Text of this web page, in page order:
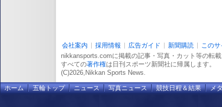
会社案内 採用情報 広告ガイド 新聞購読
この
nikkansports.comに掲載の記事・写真・カット等の転
すべての著作権は日刊スポーツ新聞社に帰属します。
(C)2026,Nikkan Sports News.
ホーム 五輪トップ ニュース 写真ニュース 競技日程＆結果 メ